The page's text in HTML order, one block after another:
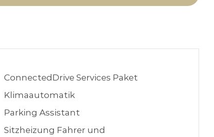
ConnectedDrive Services Paket
Klimaautomatik
Parking Assistant
Sitzheizung Fahrer und